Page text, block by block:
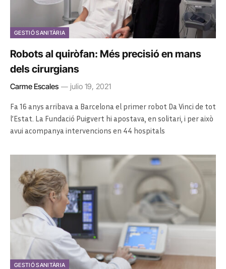
GESTIÓ SANITÀRIA
Robots al quiròfan: Més precisió en mans
dels cirurgians
Carme Escales julio 19, 2021
Fa 16 anys arribava a Barcelona el primer robot Da Vinci de tot
l’Estat. La Fundació Puigvert hi apostava, en solitari, i per això
avui acompanya intervencions en 44 hospitals
GESTIÓ SANITÀRIA